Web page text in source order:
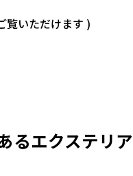
覧いただけます )
るエクステリア